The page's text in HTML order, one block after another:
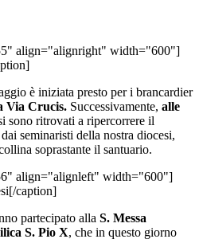
align="alignright" width="600"]
è iniziata presto per i brancardier
Via Crucis. Successivamente, alle
sono ritrovati a ripercorrere il
seminaristi della nostra diocesi,
soprastante il santuario.
align="alignleft" width="600"]
caption]
partecipato alla S. Messa
S. Pio X, che in questo giorno